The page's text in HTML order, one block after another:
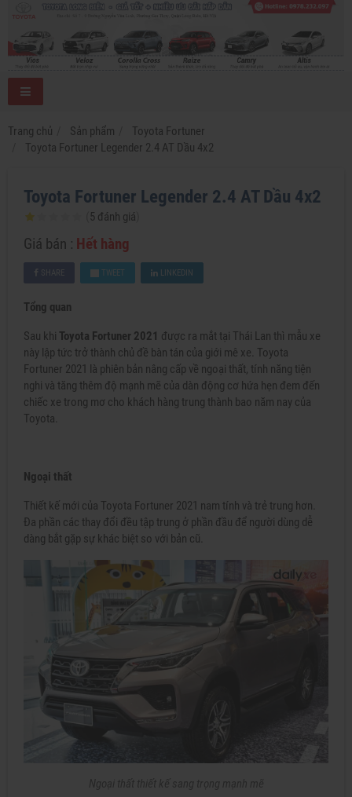
Trang chủ Sản phẩm
Toyota Fortuner
Toyota Fortuner Legender 2.4 AT Dầu 4x2
Toyota Fortuner Legender 2.4 AT Dầu 4x2
5 đánh giá
Giá bán : Hết hàng
SHARE TWEET LINKEDIN
Tổng quan
Sau khi Toyota Fortuner 2021 được ra mắt tại Thái Lan thì mẫu xe
này lập tức trở thành chủ đề bàn tán của giới mê xe. Toyota
Fortuner 2021 là phiên bản nâng cấp về ngoại thất, tính năng tiện
nghi và tăng thêm độ mạnh mẽ của dàn động cơ hứa hẹn đem đến
chiếc xe trong mơ cho khách hàng trung thành bao năm nay của
Toyota.
Ngoại thất
Thiết kế mới của Toyota Fortuner 2021 nam tính và trẻ trung hơn.
Đa phần các thay đổi đều tập trung ở phần đầu để người dùng dễ
dàng bắt gặp sự khác biệt so với bản cũ.